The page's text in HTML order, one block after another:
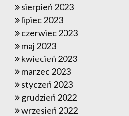
sierpień 2023
lipiec 2023
czerwiec 2023
maj 2023
kwiecień 2023
marzec 2023
styczeń 2023
grudzień 2022
wrzesień 2022